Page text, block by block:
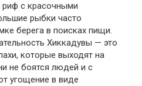
с красочными
рыбки часто
берега в поисках пищи.
Хиккадувы — это
которые выходят на
не боятся людей и с
угощение в виде